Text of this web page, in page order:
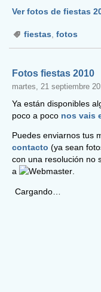
Ver fotos de fiestas
fiestas fotos
Fotos fiestas 2010
martes, 21 septiembre
Ya están disponibles
poco a poco nos vais
Puedes enviarnos tus
contacto (ya sean
con una resolución no
a
Cargando…